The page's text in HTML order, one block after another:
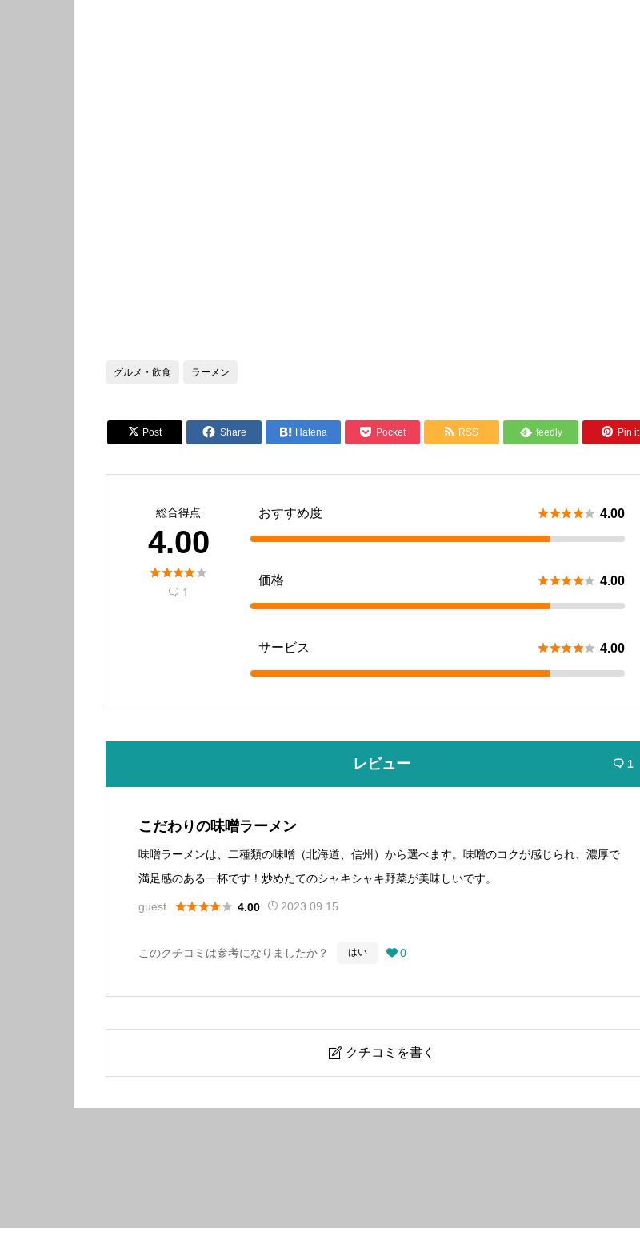
グルメ・飲食 ラーメン
 Post  Share  Hatena  Pocket  RSS  feedly  Pin it
総合得点
4.00

 1
おすすめ度  4.00
価格  4.00
サービス  4.00
レビュー  1
こだわりの味噌ラーメン
味噌ラーメンは、二種類の味噌（北海道、信州）から選べます。味噌のコクが感じられ、濃厚で
満足感のある一杯です！炒めたてのシャキシャキ野菜が美味しいです。
guest  4.00 2023.09.15
このクチコミは参考になりましたか？ はい  0
 クチコミを書く